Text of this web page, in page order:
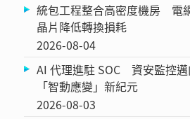
統包工程整合高密度機房 電
晶片降低轉換損耗
2026-08-04
AI 代理進駐 SOC 資安監控邁
「智動應變」新紀元
2026-08-03